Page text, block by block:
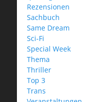
Rezensionen
Sachbuch
Same Dream
Sci-Fi
Special Week
Thema
Thriller
Top 3
Trans